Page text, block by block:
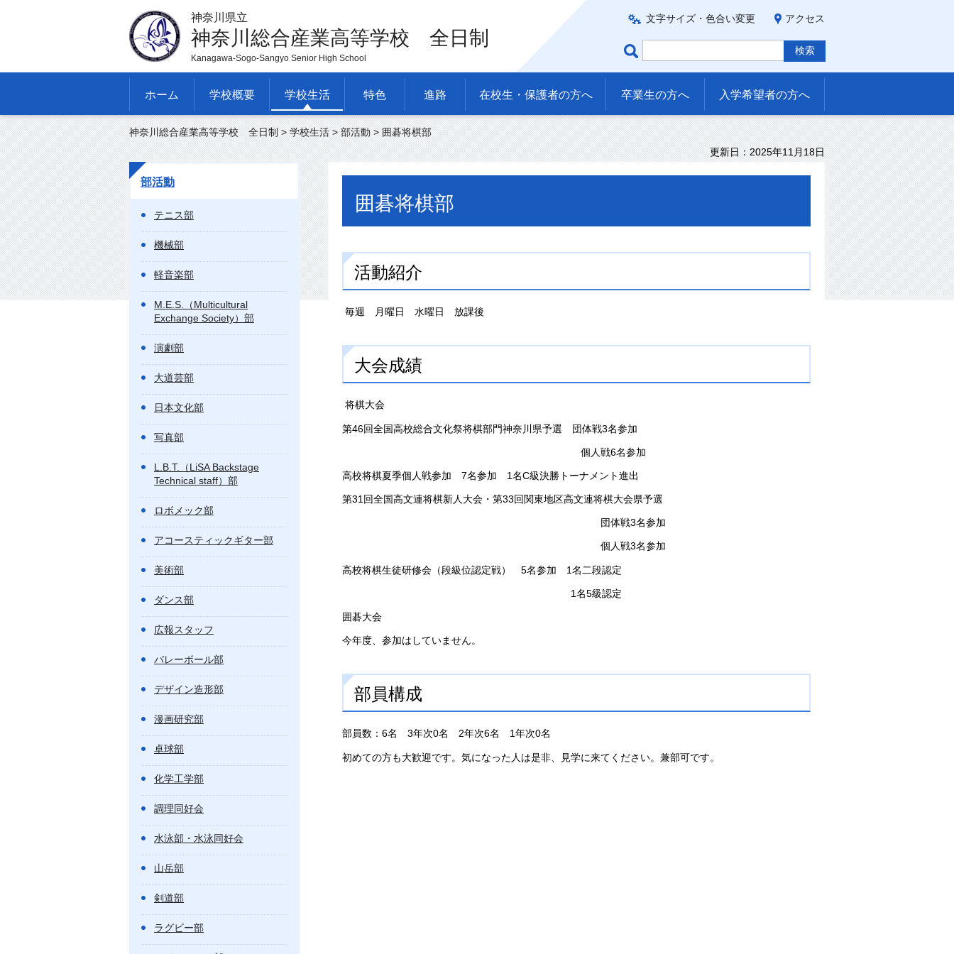
神奈川県立
神奈川総合産業高等学校 全日制
Kanagawa-Sogo-Sangyo Senior High School
文字サイズ・色合い変更 アクセス
ホーム 学校概要 学校生活 特色 進路 在校生・保護者の方へ 卒業生の方へ 入学希望者の方へ
神奈川総合産業高等学校 全日制>学校生活>部活動> 囲碁将棋部
更新日：2025年11月18日
部活動
テニス部
機械部
軽音楽部
M.E.S.（Multicultural
Exchange Society）部
演劇部
大道芸部
日本文化部
写真部
L.B.T.（LiSA Backstage
Technical staff）部
ロボメック部
アコースティックギター部
美術部
ダンス部
広報スタッフ
バレーボール部
デザイン造形部
漫画研究部
卓球部
化学工学部
調理同好会
水泳部・水泳同好会
山岳部
剣道部
ラグビー部
囲碁将棋部
活動紹介
毎週 月曜日 水曜日 放課後
大会成績
将棋大会
第46回全国高校総合文化祭将棋部門神奈川県予選 団体戦3名参加
個人戦6名参加
高校将棋夏季個人戦参加 7名参加 1名C級決勝トーナメント進出
第31回全国高文連将棋新人大会・第33回関東地区高文連将棋大会県予選
団体戦3名参加
個人戦3名参加
高校将棋生徒研修会（段級位認定戦） 5名参加 1名二段認定
1名5級認定
囲碁大会
今年度、参加はしていません。
部員構成
部員数：6名 3年次0名 2年次6名 1年次0名
初めての方も大歓迎です。気になった人は是非、見学に来てください。兼部可です。